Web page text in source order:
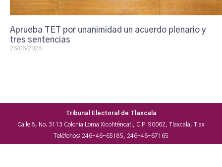
Aprueba TET por unanimidad un acuerdo plenario y
tres sentencias
26/06/2026
Tribunal Electoral de Tlaxcala
Calle 8, No. 3113 Colonia Loma Xicohténcatl, C.P. 90062, Tlaxcala, Tlax
Teléfonos: 246-46-65185, 246-46-67165